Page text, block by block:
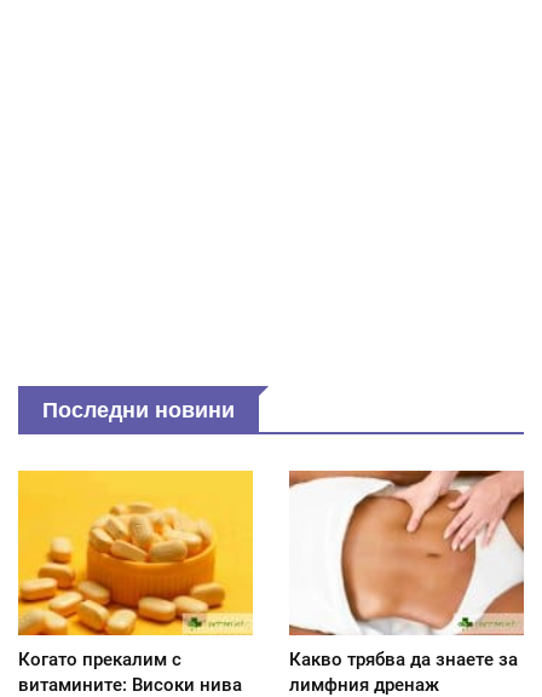
Последни новини
Когато прекалим с
витамините: Високи нива
Какво трябва да знаете за
лимфния дренаж